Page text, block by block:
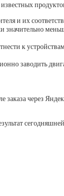
и их
к
заводить
через